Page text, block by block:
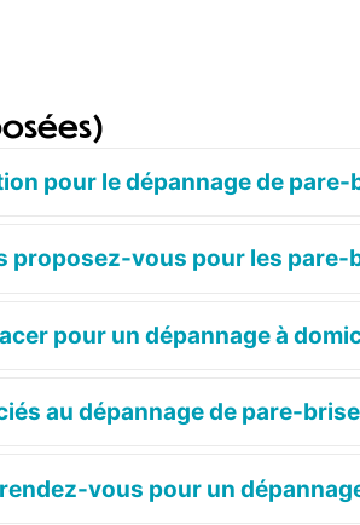
pour le dépannage de pare-
proposez-vous pour les pare-
pour un dépannage à
au dépannage de pare-
vous pour un